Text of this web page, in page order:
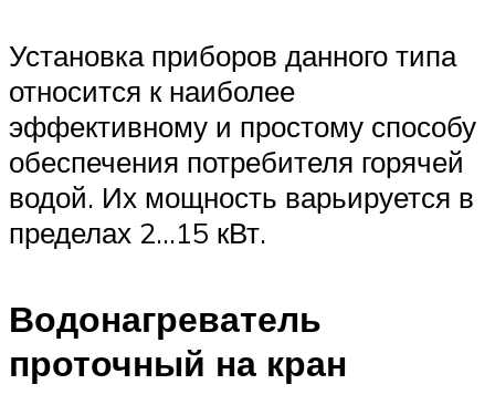
Установка приборов данного типа
относится к наиболее
эффективному и простому способу
обеспечения потребителя горячей
водой. Их мощность варьируется в
пределах 2…15 кВт.
Водонагреватель
проточный на кран